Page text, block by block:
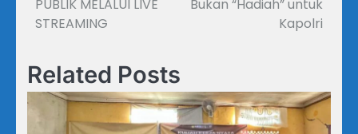
PUBLIK MELALUI LIVE
STREAMING
Bukan “Hadiah” untuk
Kapolri
Related Posts